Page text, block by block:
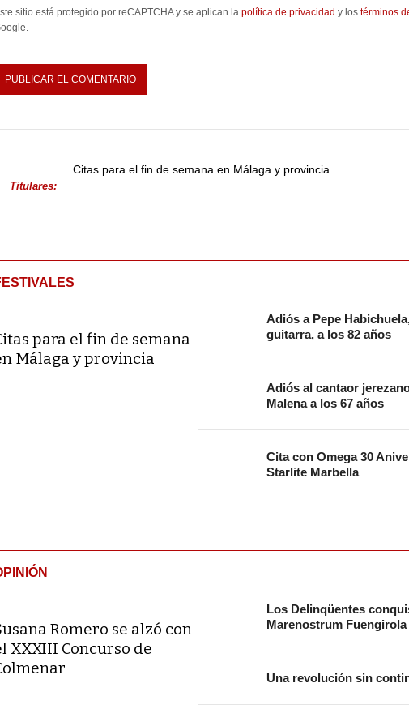
sitio está protegido por reCAPTCHA y se aplican lapolítica de privacidad y lostérminos
Titulares:
Citas para el fin de semana en Málaga y provincia
para el fin de semana
Málaga y provincia
Adiós a Pepe
guitarra, a los 82 años
Adiós al cantaor
Malena a los 67 años
Cita con Omega 30
Starlite Marbella
Romero se alzó con
XXXIII Concurso de
Los Delinqüentes
Marenostrum Fuengirola
Una revolución sin